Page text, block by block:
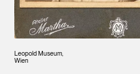
Leopold Museum,
Wien